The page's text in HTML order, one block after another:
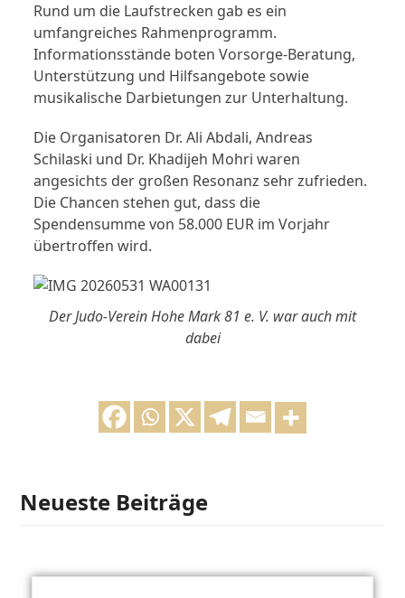
Rund um die Laufstrecken gab es ein
umfangreiches Rahmenprogramm.
Informationsstände boten Vorsorge-Beratung,
Unterstützung und Hilfsangebote sowie
musikalische Darbietungen zur Unterhaltung.
Die Organisatoren Dr. Ali Abdali, Andreas
Schilaski und Dr. Khadijeh Mohri waren
angesichts der großen Resonanz sehr zufrieden.
Die Chancen stehen gut, dass die
Spendensumme von 58.000 EUR im Vorjahr
übertroffen wird.
Der Judo-Verein Hohe Mark 81 e. V. war auch mit
dabei
Neueste Beiträge